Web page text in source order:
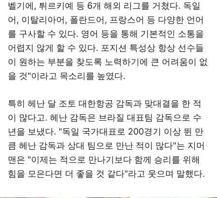
벨기에, 튀르키예 등 6개 해외 리그를 거쳤다. 독일
어, 이탈리아어, 폴란드어, 프랑스어 등 다양한 언어
를 구사할 수 있다. 영어 등을 통해 기본적인 소통을
어렵지 않게 할 수 있다. 포지션 특성상 항상 선수들
이 원하는 부분을 찾도록 노력하기에 큰 어려움이 없
을 것"이라고 목소리를 높였다.
특히 헤난 달 조토 대한항공 감독과 맞대결을 한 적
이 많다고. 헤난 감독은 브라질 대표팀 감독으로 수
년을 보냈다. "독일 국가대표로 200경기 이상 뛴 만
큼 헤난 감독과 상대 팀으로 만난 적이 많다"는 지머
맨은 "이제는 적으로 만나기보다 함께 승리를 위해
힘을 모은다면 더 좋을 것 같다"라고 웃으며 말했다.